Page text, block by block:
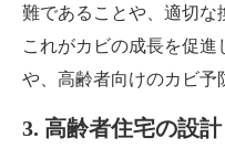
難であることや、適切な
これがカビの成長を促
や、高齢者向けのカビ予
3. 高齢者住宅の設